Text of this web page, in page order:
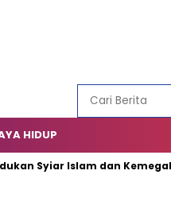
HIDUP
Syiar Islam dan Kemegahan